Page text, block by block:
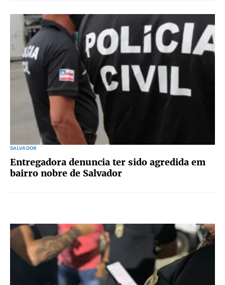
SALVADOR
Entregadora denuncia ter sido agredida em
bairro nobre de Salvador